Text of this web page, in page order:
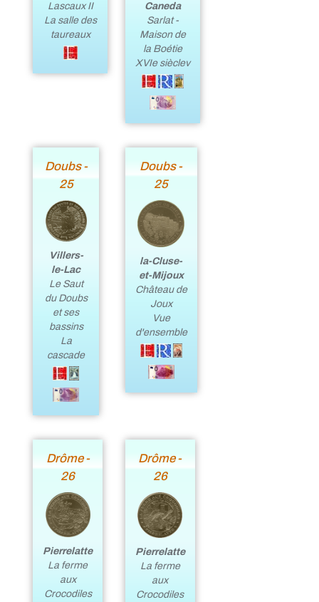
Lascaux II
La salle des
taureaux
Caneda
Sarlat -
Maison de
la Boétie
XVIe sièclev
Doubs -
25
Villers-
le-Lac
Le Saut
du Doubs
et ses
bassins
La
cascade
Doubs -
25
la-Cluse-
et-Mijoux
Château de
Joux
Vue
d'ensemble
Drôme -
26
Pierrelatte
La ferme
aux
Crocodiles
Drôme -
26
Pierrelatte
La ferme
aux
Crocodiles